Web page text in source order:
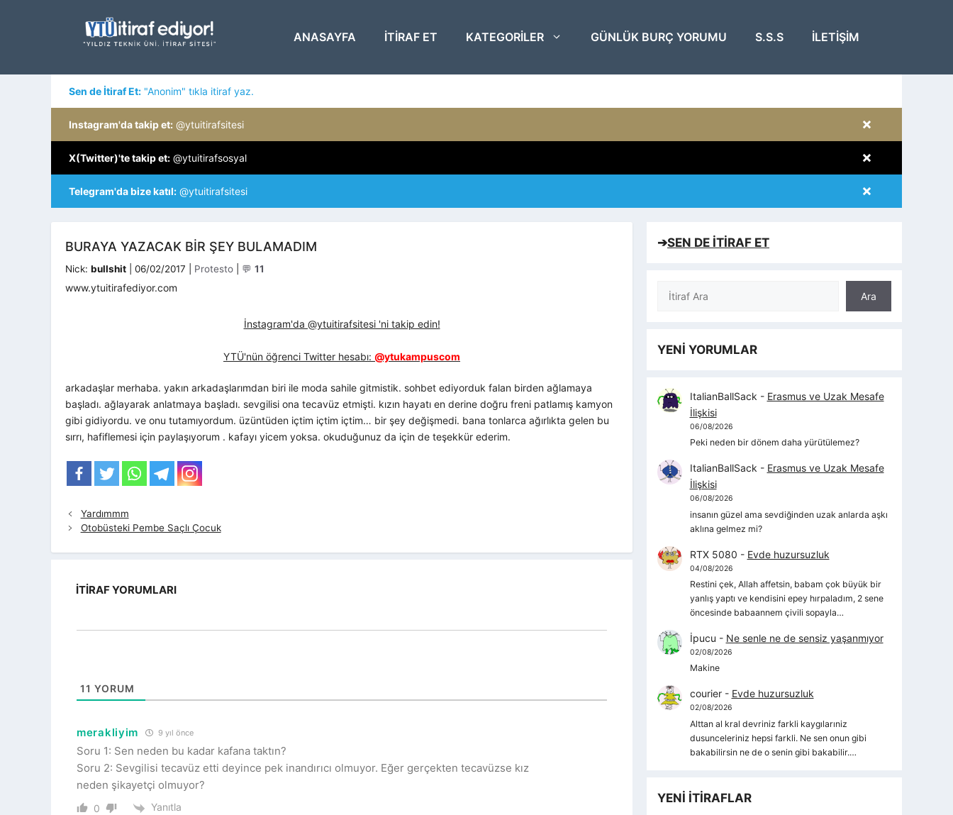
ANASAYFA ITIRAF ET KATEGORILER GÜNLÜK BURÇ YORUMU S.S.S İLETIŞIM
Sen de İtiraf Et: "Anonim" tıkla itiraf yaz.
×
Instagram'da takip et: @ytuitirafsitesi
×
X(Twitter)'te takip et: @ytuitirafsosyal
×
Telegram'da bize katıl: @ytuitirafsitesi
BURAYA YAZACAK BIR ŞEY BULAMADIM
Nick: bullshit 06/02/2017 Kategoriler
Protesto 💬 11
www.ytuitirafediyor.com
İnstagram'da @ytuitirafsitesi 'ni takip edin!
YTÜ'nün öğrenci Twitter hesabı: @ytukampuscom
arkadaşlar merhaba. yakın arkadaşlarımdan biri ile moda sahile gitmistik. sohbet ediyorduk falan birden ağlamaya
başladı. ağlayarak anlatmaya başladı. sevgilisi ona tecavüz etmişti. kızın hayatı en derine doğru freni patlamış kamyon
gibi gidiyordu. ve onu tutamıyordum. üzüntüden içtim içtim içtim… bir şey değişmedi. bana tonlarca ağırlıkta gelen bu
sırrı, hafiflemesi için paylaşıyorum . kafayı yicem yoksa. okuduğunuz da için de teşekkür ederim.
Yardımmm
Otobüsteki Pembe Saçlı Çocuk
İTIRAF YORUMLARI
11 YORUM
merakliyim 9 yıl önce
Soru 1: Sen neden bu kadar kafana taktın?
Soru 2: Sevgilisi tecavüz etti deyince pek inandırıcı olmuyor. Eğer gerçekten tecavüzse kız
neden şikayetçi olmuyor?
0 Yanıtla
➔SEN DE İTİRAF ET
Ara
Ara
YENİ YORUMLAR
ItalianBallSack - Erasmus ve Uzak Mesafe
İlişkisi
06/08/2026
Peki neden bir dönem daha yürütülemez?
ItalianBallSack - Erasmus ve Uzak Mesafe
İlişkisi
06/08/2026
insanın güzel ama sevdiğinden uzak anlarda aşkı
aklına gelmez mi?
RTX 5080 - Evde huzursuzluk
04/08/2026
Restini çek, Allah affetsin, babam çok büyük bir
yanlış yaptı ve kendisini epey hırpaladım, 2 sene
öncesinde babaannem çivili sopayla…
İpucu - Ne senle ne de sensiz yaşanmıyor
02/08/2026
Makine
courier- Evde huzursuzluk
02/08/2026
Alttan al kral devriniz farkli kaygılarıniz
dusunceleriniz hepsi farkli. Ne sen onun gibi
bakabilirsin ne de o senin gibi bakabilir.…
YENİ İTİRAFLAR